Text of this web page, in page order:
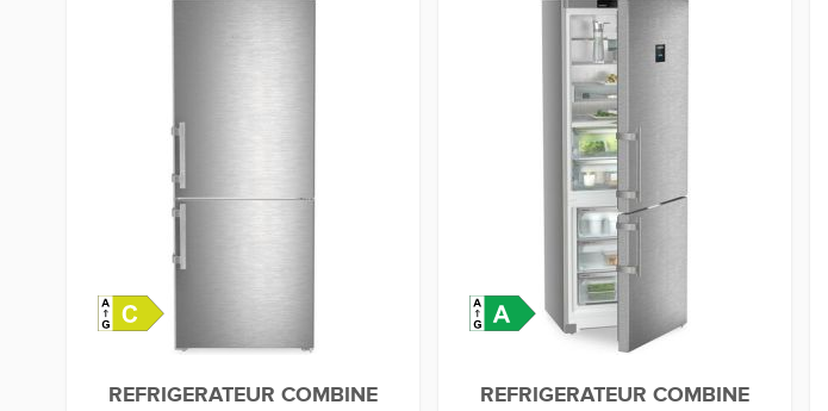
REFRIGERATEUR COMBINE
REFRIGERATEUR COMBINE